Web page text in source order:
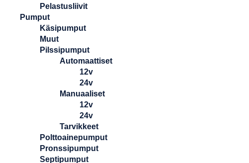
Pelastusliivit
Pumput
Käsipumput
Muut
Pilssipumput
Automaattiset
12v
24v
Manuaaliset
12v
24v
Tarvikkeet
Polttoainepumput
Pronssipumput
Septipumput